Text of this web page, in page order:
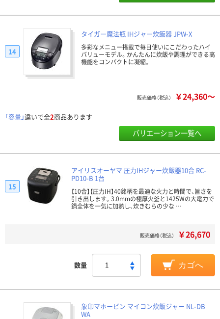
タイガー魔法瓶 IHジャー炊飯器 JPW-X
多彩なメニュー搭載で毎日使いにこだわったハイ
バリューモデル。かんたんに炊飯や調理ができる高
機能をコンパクトに凝縮。
14
販売価格（税込） ￥24,360～
「容量」違いで全2商品あります
バリエーション一覧へ
アイリスオーヤマ 圧力IHジャー炊飯器10合 RC-
PD10-B 1台
【10合】【圧力IH】40銘柄を最適な火力と時間で、旨さを
引き出します。3.0mmの極厚火釜と1425Wの大電力で
鍋全体を一気に加熱し、炊きむらの少な …
15
販売価格（税込） ￥26,670
数量 カゴへ
象印マホービン マイコン炊飯ジャー NL-DB
WA